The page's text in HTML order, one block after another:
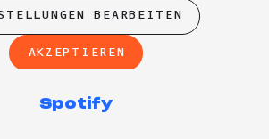
BEARBEITEN
AKZEPTIEREN
Spotify